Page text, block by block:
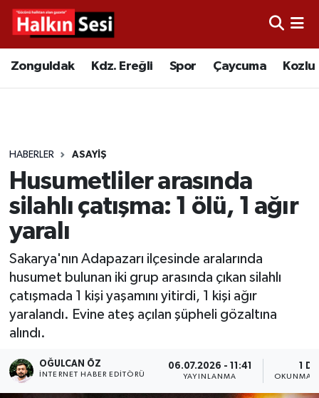
Zonguldak Kdz. Ereğli Spor Çaycuma Kozlu
HABERLER ASAYIŞ
Husumetliler arasında
silahlı çatışma: 1 ölü, 1 ağır
yaralı
Sakarya'nın Adapazarı ilçesinde aralarında
husumet bulunan iki grup arasında çıkan silahlı
çatışmada 1 kişi yaşamını yitirdi, 1 kişi ağır
yaralandı. Evine ateş açılan şüpheli gözaltına
alındı.
OĞULCAN ÖZ
İNTERNET HABER EDITÖRÜ
06.07.2026 - 11:41
YAYINLANMA
1 DK
OKUNMA
Video
Çaycuma
Alaplı
Asayiş
Bartın
Karabük
Merkez Hava Durumu
Süper Lig Puan Durumu ve Fikstür
Tüm Manşetler
Son Dakika Haberleri
Haber Arşivi